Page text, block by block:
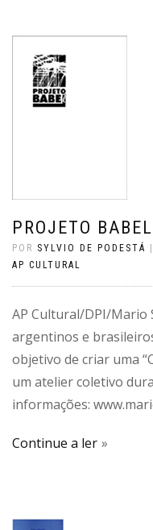
PROJETO BABEL
POR SYLVIO DE PODESTÁ |
AP CULTURAL
AP Cultural/DPI/Mario
argentinos e
objetivo de criar uma
um atelier coletivo
informações:
Continue a ler